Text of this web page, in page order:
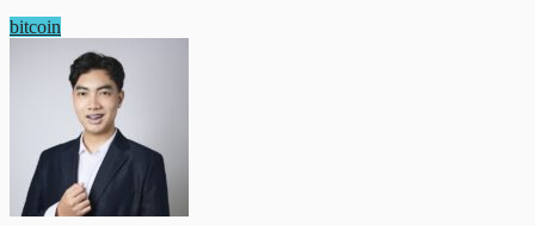
bitcoin